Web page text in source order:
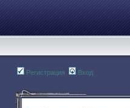
Регистрация Вход